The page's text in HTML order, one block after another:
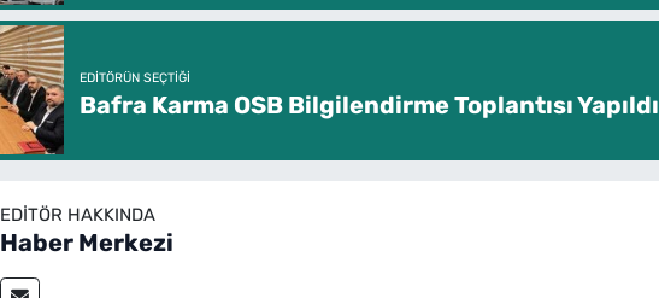
EDITÖRÜN SEÇTIĞI
Bafra Karma OSB Bilgilendirme Toplantısı Yapıldı
EDITÖR HAKKINDA
Haber Merkezi